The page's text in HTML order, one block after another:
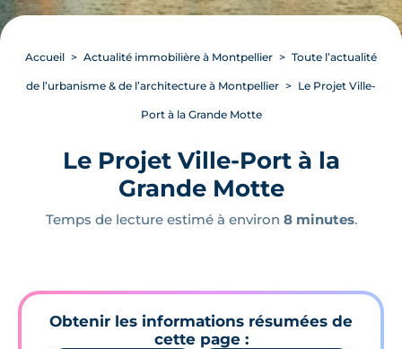
Accueil Actualité immobilière à Montpellier Toute l’actualité
de l’urbanisme & de l’architecture à Montpellier Le Projet Ville-
Port à la Grande Motte
Le Projet Ville-Port à la
Grande Motte
Temps de lecture estimé à environ 8 minutes.
Obtenir les informations résumées de
cette page :